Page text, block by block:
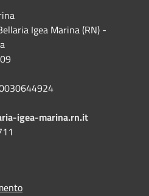
Igea Marina (RN) -
igea-marina.rn.it